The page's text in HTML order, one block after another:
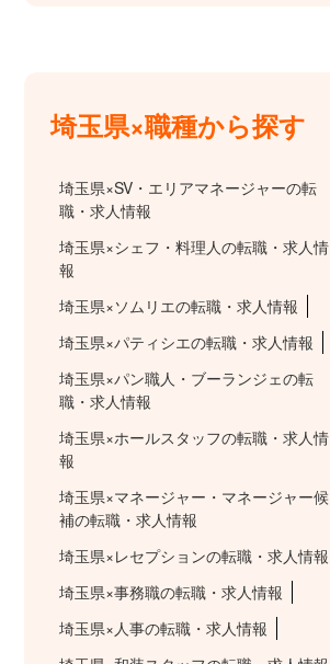
埼玉県×職種から探す
埼玉県×SV・エリアマネージャーの転
職・求人情報
埼玉県×シェフ・料理人の転職・求人情
報
埼玉県×ソムリエの転職・求人情報
埼玉県×パティシエの転職・求人情報
埼玉県×パン職人・ブーランジェの転
職・求人情報
埼玉県×ホールスタッフの転職・求人情
報
埼玉県×マネージャー・マネージャー候
補の転職・求人情報
埼玉県×レセプションの転職・求人情報
埼玉県×事務職の転職・求人情報
埼玉県×人事の転職・求人情報